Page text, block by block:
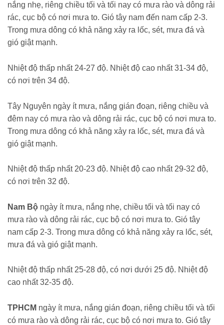
nắng nhẹ, riêng chiều tối và tối nay có mưa rào và dông rải
rác, cục bộ có nơi mưa to. Gió tây nam đến nam cấp 2-3.
Trong mưa dông có khả năng xảy ra lốc, sét, mưa đá và
gió giật mạnh.
Nhiệt độ thấp nhất 24-27 độ. Nhiệt độ cao nhất 31-34 độ,
có nơi trên 34 độ.
Tây Nguyên ngày ít mưa, nắng gián đoạn, riêng chiều và
đêm nay có mưa rào và dông rải rác, cục bộ có nơi mưa to.
Trong mưa dông có khả năng xảy ra lốc, sét, mưa đá và
gió giật mạnh.
Nhiệt độ thấp nhất 20-23 độ. Nhiệt độ cao nhất 29-32 độ,
có nơi trên 32 độ.
Nam Bộ ngày ít mưa, nắng nhẹ, chiều tối và tối nay có
mưa rào và dông rải rác, cục bộ có nơi mưa to. Gió tây
nam cấp 2-3. Trong mưa dông có khả năng xảy ra lốc, sét,
mưa đá và gió giật mạnh.
Nhiệt độ thấp nhất 25-28 độ, có nơi dưới 25 độ. Nhiệt độ
cao nhất 32-35 độ.
TPHCM ngày ít mưa, nắng gián đoạn, riêng chiều tối và tối
có mưa rào và dông rải rác, cục bộ có nơi mưa to. Gió tây